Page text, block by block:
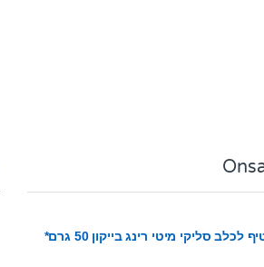
לכלב סליקי מיטי רינג בייקון 50 גרם*